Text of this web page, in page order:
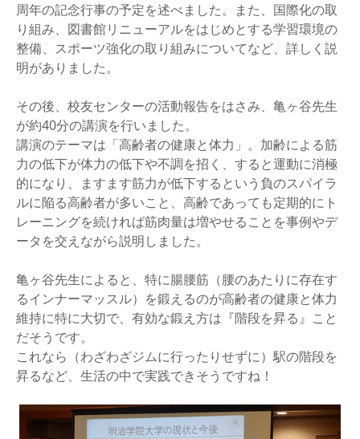
周年の記念行事の予定を述べました。また、国際化の取
り組み、図書館リニューアルをはじめとする学習環境の
整備、スポーツ強化の取り組みについてなど、詳しく説
明がありました。
その後、校友センターの活動報告をはさみ、亀ヶ谷先生
が約40分の講演を行いました。
講演のテーマは「高齢者の健康と体力」。加齢による筋
力の低下が体力の低下や不調を招く、すると運動に消極
的になり、ますます筋力が低下するという負のスパイラ
ルに陥る高齢者が多いこと、高齢であっても定期的にト
レーニングを続ければ筋肉量は増やせることを事例やデ
ータを交えながら説明しました。
亀ヶ谷先生によると、特に腸腰筋（腰のあたりに存在す
るインナーマッスル）を鍛えるのが高齢者の健康と体力
維持に特に大切で、有効な鍛え方は『階段を昇る』こと
だそうです。
これなら（わざわざジムに行ったりせずに）駅の階段を
昇るなど、生活の中で実践できそうですね！